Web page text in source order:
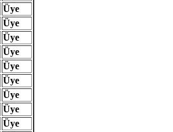
Üye
Üye
Üye
Üye
Üye
Üye
Üye
Üye
Üye